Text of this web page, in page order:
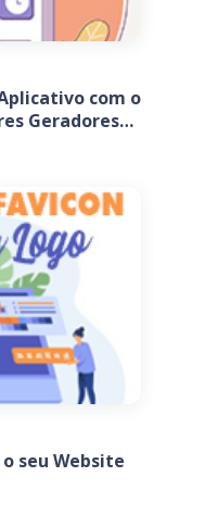
com o
Geradores
seu Website